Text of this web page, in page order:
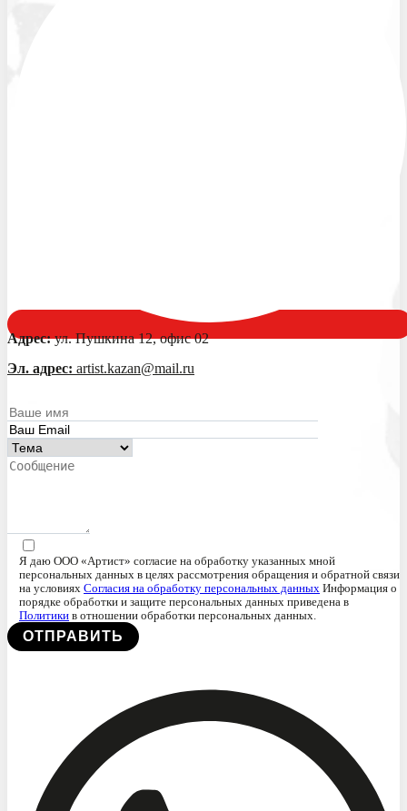
Адрес:ул. Пушкина 12, офис 02
Эл. адрес: artist.kazan@mail.ru
Я даю ООО «Артист» согласие на обработку указанных мной
персональных данных в целях рассмотрения обращения и обратной связи
на условиях Согласия на обработку персональных данных Информация о
порядке обработки и защите персональных данных приведена в
Политики в отношении обработки персональных данных.